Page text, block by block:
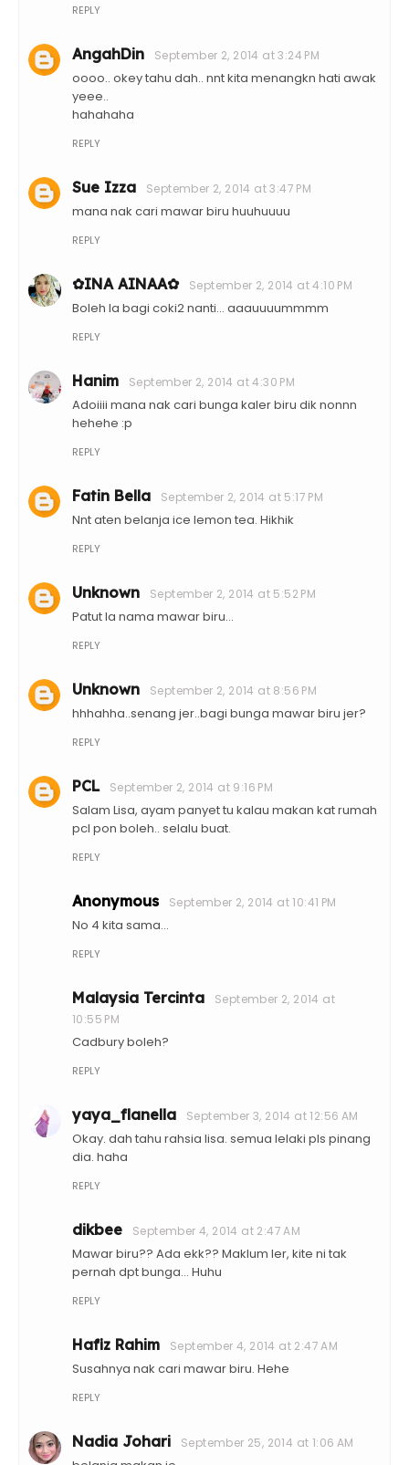
REPLY
AngahDin September 2, 2014 at 3:24 PM
oooo.. okey tahu dah.. nnt kita menangkn hati awak
yeee..
hahahaha
REPLY
Sue Izza September 2, 2014 at 3:47 PM
mana nak cari mawar biru huuhuuuu
REPLY
✿INA AINAA✿ September 2, 2014 at 4:10 PM
Boleh la bagi coki2 nanti... aaauuuummmm
REPLY
Hanim September 2, 2014 at 4:30 PM
Adoiiii mana nak cari bunga kaler biru dik nonnn
hehehe :p
REPLY
Fatin Bella September 2, 2014 at 5:17 PM
Nnt aten belanja ice lemon tea. Hikhik
REPLY
Unknown September 2, 2014 at 5:52 PM
Patut la nama mawar biru...
REPLY
Unknown September 2, 2014 at 8:56 PM
hhhahha..senang jer..bagi bunga mawar biru jer?
REPLY
PCL September 2, 2014 at 9:16 PM
Salam Lisa, ayam panyet tu kalau makan kat rumah
pcl pon boleh.. selalu buat.
REPLY
Anonymous September 2, 2014 at 10:41 PM
No 4 kita sama...
REPLY
Malaysia Tercinta
September 2, 2014 at
10:55 PM
Cadbury boleh?
REPLY
yaya_flanella September 3, 2014 at 12:56 AM
Okay. dah tahu rahsia lisa. semua lelaki pls pinang
dia. haha
REPLY
dikbee September 4, 2014 at 2:47 AM
Mawar biru?? Ada ekk?? Maklum ler, kite ni tak
pernah dpt bunga... Huhu
REPLY
Hafiz Rahim September 4, 2014 at 2:47 AM
Susahnya nak cari mawar biru. Hehe
REPLY
Nadia Johari September 25, 2014 at 1:06 AM